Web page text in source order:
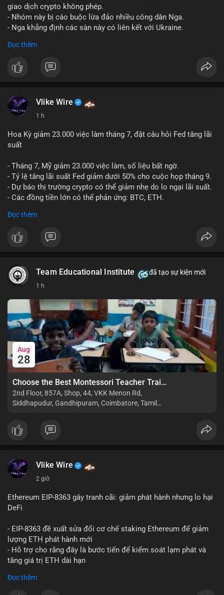
riêng biệt phản ánh đúng nội dung cụ thể của giao dịch đó. Ví
dụ nếu giao dịch 45 BTC chuyển ví lạnh:#45btc #vilanh
#tichluydaihan #btcmempool . KHÔNG dùng hashtag tên mô
giao dịch crypto không phép.
- Nhóm này bị cáo buộc lừa đảo nhiều công dân Nga.
- Nga khẳng định các sàn này có liên kết với Ukraine.
#russia #cryptonews
$btc $eth
📰 Nguồn: CoinDesk
Đọc thêm
Vlike Wire
1 h
Hoa Kỳ giảm 23.000 việc làm tháng 7, đặt câu hỏi Fed tăng lãi
suất
- Tháng 7, Mỹ giảm 23.000 việc làm, số liệu bất ngờ.
- Tỷ lệ tăng lãi suất Fed giảm dưới 50% cho cuộc họp tháng 9.
- Dự báo thị trường crypto có thể giảm nhẹ do lo ngại lãi suất.
- Các đồng tiền lớn có thể phản ứng: BTC, ETH.
#binancesquare
$btc $eth
📰 Nguồn: CoinDesk
Đọc thêm
Team Educational Institute đã tạo sự kiện mới
1 h
Aug
28
Choose the Best Montessori Teacher Training Institute in Coimbatore for a Rewarding Career
2nd Floor, 857A, Shop, 44, VKK Menon Rd,
Siddhapudur, Gandhipuram, Coimbatore, Tamil
Vlike Wire
2 giờ
Ethereum EIP-8363 gây tranh cãi: giảm phát hành nhưng lo hại
DeFi
- EIP-8363 đề xuất sửa đổi cơ chế staking Ethereum để giảm
lượng ETH phát hành mới
- Hỗ trợ cho rằng đây là bước tiến để kiểm soát lạm phát và
tăng giá trị ETH dài hạn
động lực staking, ảnh hưởng đến bảo mật mạng lưới
Đọc thêm